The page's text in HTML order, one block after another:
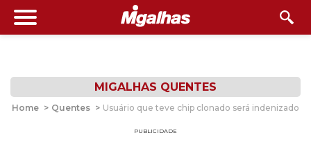
MIGALHAS QUENTES
Home > Quentes > Usuário que teve chip clonado será indenizado
PUBLICIDADE